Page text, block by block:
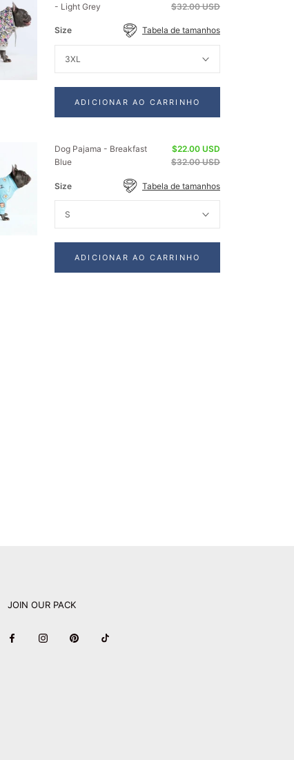
- Light Grey
$32.00 USD
Size Tabela de tamanhos
3XL
ADICIONAR AO CARRINHO
Dog Pajama - Breakfast
Blue
$22.00 USD
$32.00 USD
Size Tabela de tamanhos
S
ADICIONAR AO CARRINHO
JOIN OUR PACK